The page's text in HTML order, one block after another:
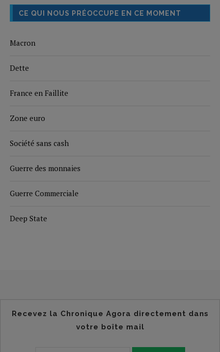
CE QUI NOUS PRÉOCCUPE EN CE MOMENT
Macron
Dette
France en Faillite
Zone euro
Société sans cash
Guerre des monnaies
Guerre Commerciale
Deep State
Recevez la Chronique Agora directement dans
votre boîte mail